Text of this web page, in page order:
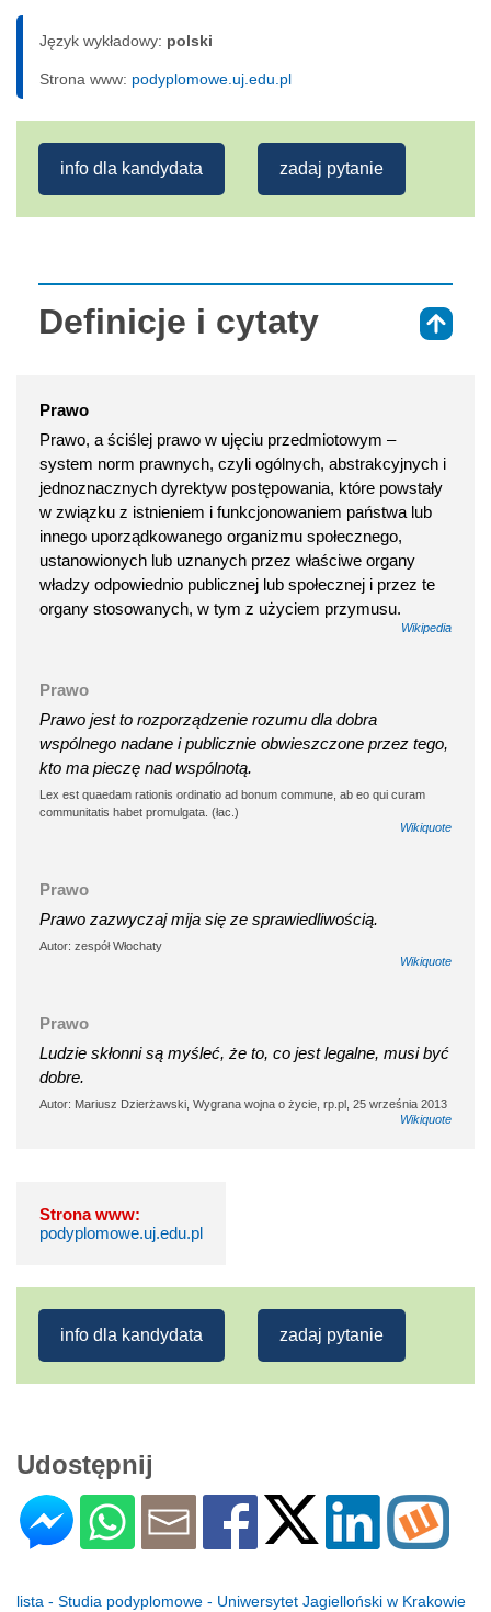
Język wykładowy: polski
Strona www: podyplomowe.uj.edu.pl
info dla kandydata zadaj pytanie
Definicje i cytaty
Prawo
Prawo, a ściślej prawo w ujęciu przedmiotowym –
system norm prawnych, czyli ogólnych, abstrakcyjnych i
jednoznacznych dyrektyw postępowania, które powstały
w związku z istnieniem i funkcjonowaniem państwa lub
innego uporządkowanego organizmu społecznego,
ustanowionych lub uznanych przez właściwe organy
władzy odpowiednio publicznej lub społecznej i przez te
organy stosowanych, w tym z użyciem przymusu.
Wikipedia
Prawo
Prawo jest to rozporządzenie rozumu dla dobra
wspólnego nadane i publicznie obwieszczone przez tego,
kto ma pieczę nad wspólnotą.
Lex est quaedam rationis ordinatio ad bonum commune, ab eo qui curam
communitatis habet promulgata. (łac.)
Wikiquote
Prawo
Prawo zazwyczaj mija się ze sprawiedliwością.
Autor: zespół Włochaty
Wikiquote
Prawo
Ludzie skłonni są myśleć, że to, co jest legalne, musi być
dobre.
Autor: Mariusz Dzierżawski, Wygrana wojna o życie, rp.pl, 25 września 2013
Wikiquote
Strona www:
podyplomowe.uj.edu.pl
info dla kandydata zadaj pytanie
Udostępnij
lista - Studia podyplomowe - Uniwersytet Jagielloński w Krakowie